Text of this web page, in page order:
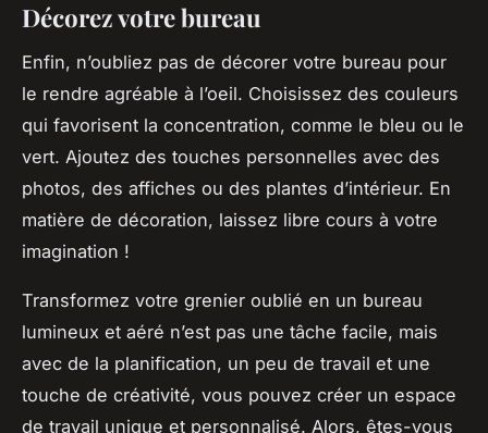
Décorez votre bureau
Enfin, n’oubliez pas de décorer votre bureau pour
le rendre agréable à l’oeil. Choisissez des couleurs
qui favorisent la concentration, comme le bleu ou le
vert. Ajoutez des touches personnelles avec des
photos, des affiches ou des plantes d’intérieur. En
matière de décoration, laissez libre cours à votre
imagination !
Transformez votre grenier oublié en un bureau
lumineux et aéré n’est pas une tâche facile, mais
avec de la planification, un peu de travail et une
touche de créativité, vous pouvez créer un espace
de travail unique et personnalisé. Alors, êtes-vous